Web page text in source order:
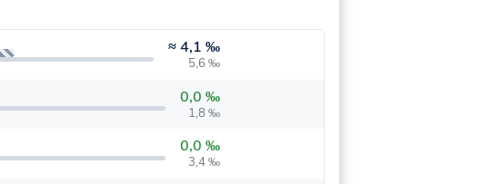
≈4,1 ‰
5,6 ‰
0,0 ‰
1,8 ‰
0,0 ‰
3,4 ‰